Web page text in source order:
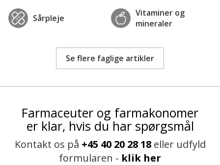
Sårpleje
Vitaminer og
mineraler
Se flere faglige artikler
Farmaceuter og farmakonomer
er klar, hvis du har spørgsmål
Kontakt os på +45 40 20 28 18eller udfyld
formularen - klik her